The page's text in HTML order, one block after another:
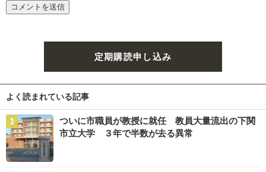
定期購読申し込み
よく読まれている記事
ついに市職員が教授に就任 教員大量流出の下関
市立大学 ３年で半数が去る異常